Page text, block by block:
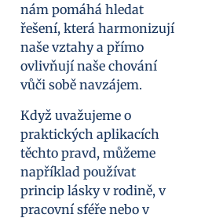
nám pomáhá hledat
řešení, která harmonizují
naše vztahy a přímo
ovlivňují naše chování
vůči sobě navzájem.
Když uvažujeme o
praktických aplikacích
těchto pravd, můžeme
například používat
princip lásky v rodině, v
pracovní sféře nebo v